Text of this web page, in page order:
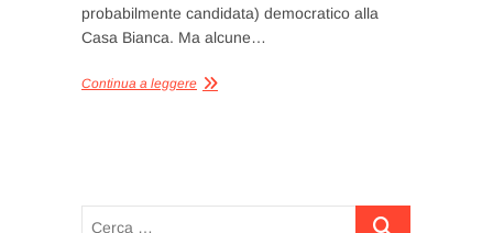
probabilmente candidata) democratico alla
Casa Bianca. Ma alcune…
Continua a leggere
Cerca